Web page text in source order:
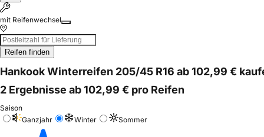
mit Reifenwechsel
Reifen finden
Hankook Winterreifen 205/45 R16 ab 102,99 €
2 Ergebnisse ab 102,99 € pro Reifen
Saison
Ganzjahr
Winter Sommer